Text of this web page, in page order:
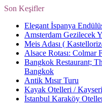
Son Keşifler
Elegant İspanya
Amsterdam Gezilecek
Meis Adası (
Alsace Rotası: Colmar
Bangkok Restaurant;
Bangkok
Antik Mısır Turu
Kayak Otelleri /
İstanbul Karaköy